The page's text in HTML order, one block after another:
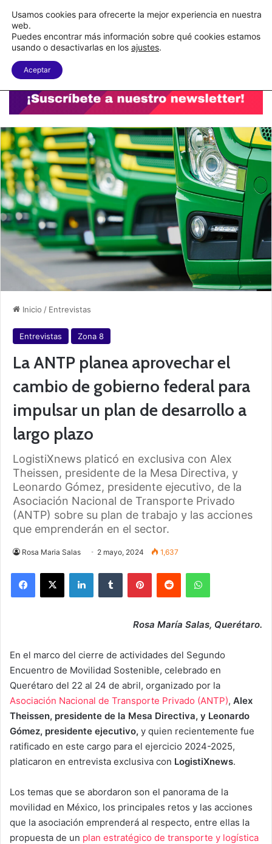
C&A México completa la implementación de su WMS en la nube
Menu
Inicio / Entrevistas
Entrevistas Zona 8
La ANTP planea aprovechar el
cambio de gobierno federal para
impulsar un plan de desarrollo a
largo plazo
LogistiXnews platicó en exclusiva con Alex
Theissen, presidente de la Mesa Directiva, y
Leonardo Gómez, presidente ejecutivo, de la
Asociación Nacional de Transporte Privado
(ANTP) sobre su plan de trabajo y las acciones
que emprenderán en el sector.
Rosa Maria Salas 2 mayo, 2024 1,637
Rosa María Salas, Querétaro.
En el marco del cierre de actividades del Segundo
Encuentro de Movilidad Sostenible, celebrado en
Querétaro del 22 al 24 de abril, organizado por la
Asociación Nacional de Transporte Privado (ANTP), Alex
Theissen, presidente de la Mesa Directiva, y Leonardo
Gómez, presidente ejecutivo, y quien recientemente fue
ratificado en este cargo para el ejercicio 2024-2025,
platicaron en entrevista exclusiva con LogistiXnews.
Los temas que se abordaron son el panorama de la
movilidad en México, los principales retos y las acciones
que la asociación emprenderá al respecto, entre ellas la
propuesta de un plan estratégico de transporte y logística
Usamos cookies para ofrecerte la mejor experiencia en nuestra
web.
Puedes encontrar más información sobre qué cookies estamos
usando o desactivarlas en los ajustes.
Aceptar